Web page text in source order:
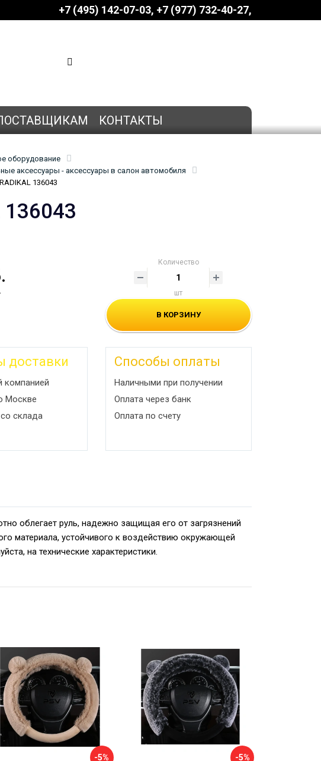
+7 (495) 142-07-03 ‎‎+7 (977) 732-40-27
КОНТАКТЫ
оборудование
аксессуары - аксессуары в салон автомобиля
136043
136043
Количество
шт
В КОРЗИНУ
доставки
компанией
Москве
склада
Способы оплаты
Наличными при получении
Оплата через банк
Оплата по счету
облегает руль, надежно защищая его от загрязнений
материала, устойчивого к воздействию окружающей
на технические характеристики.
-5% -5%